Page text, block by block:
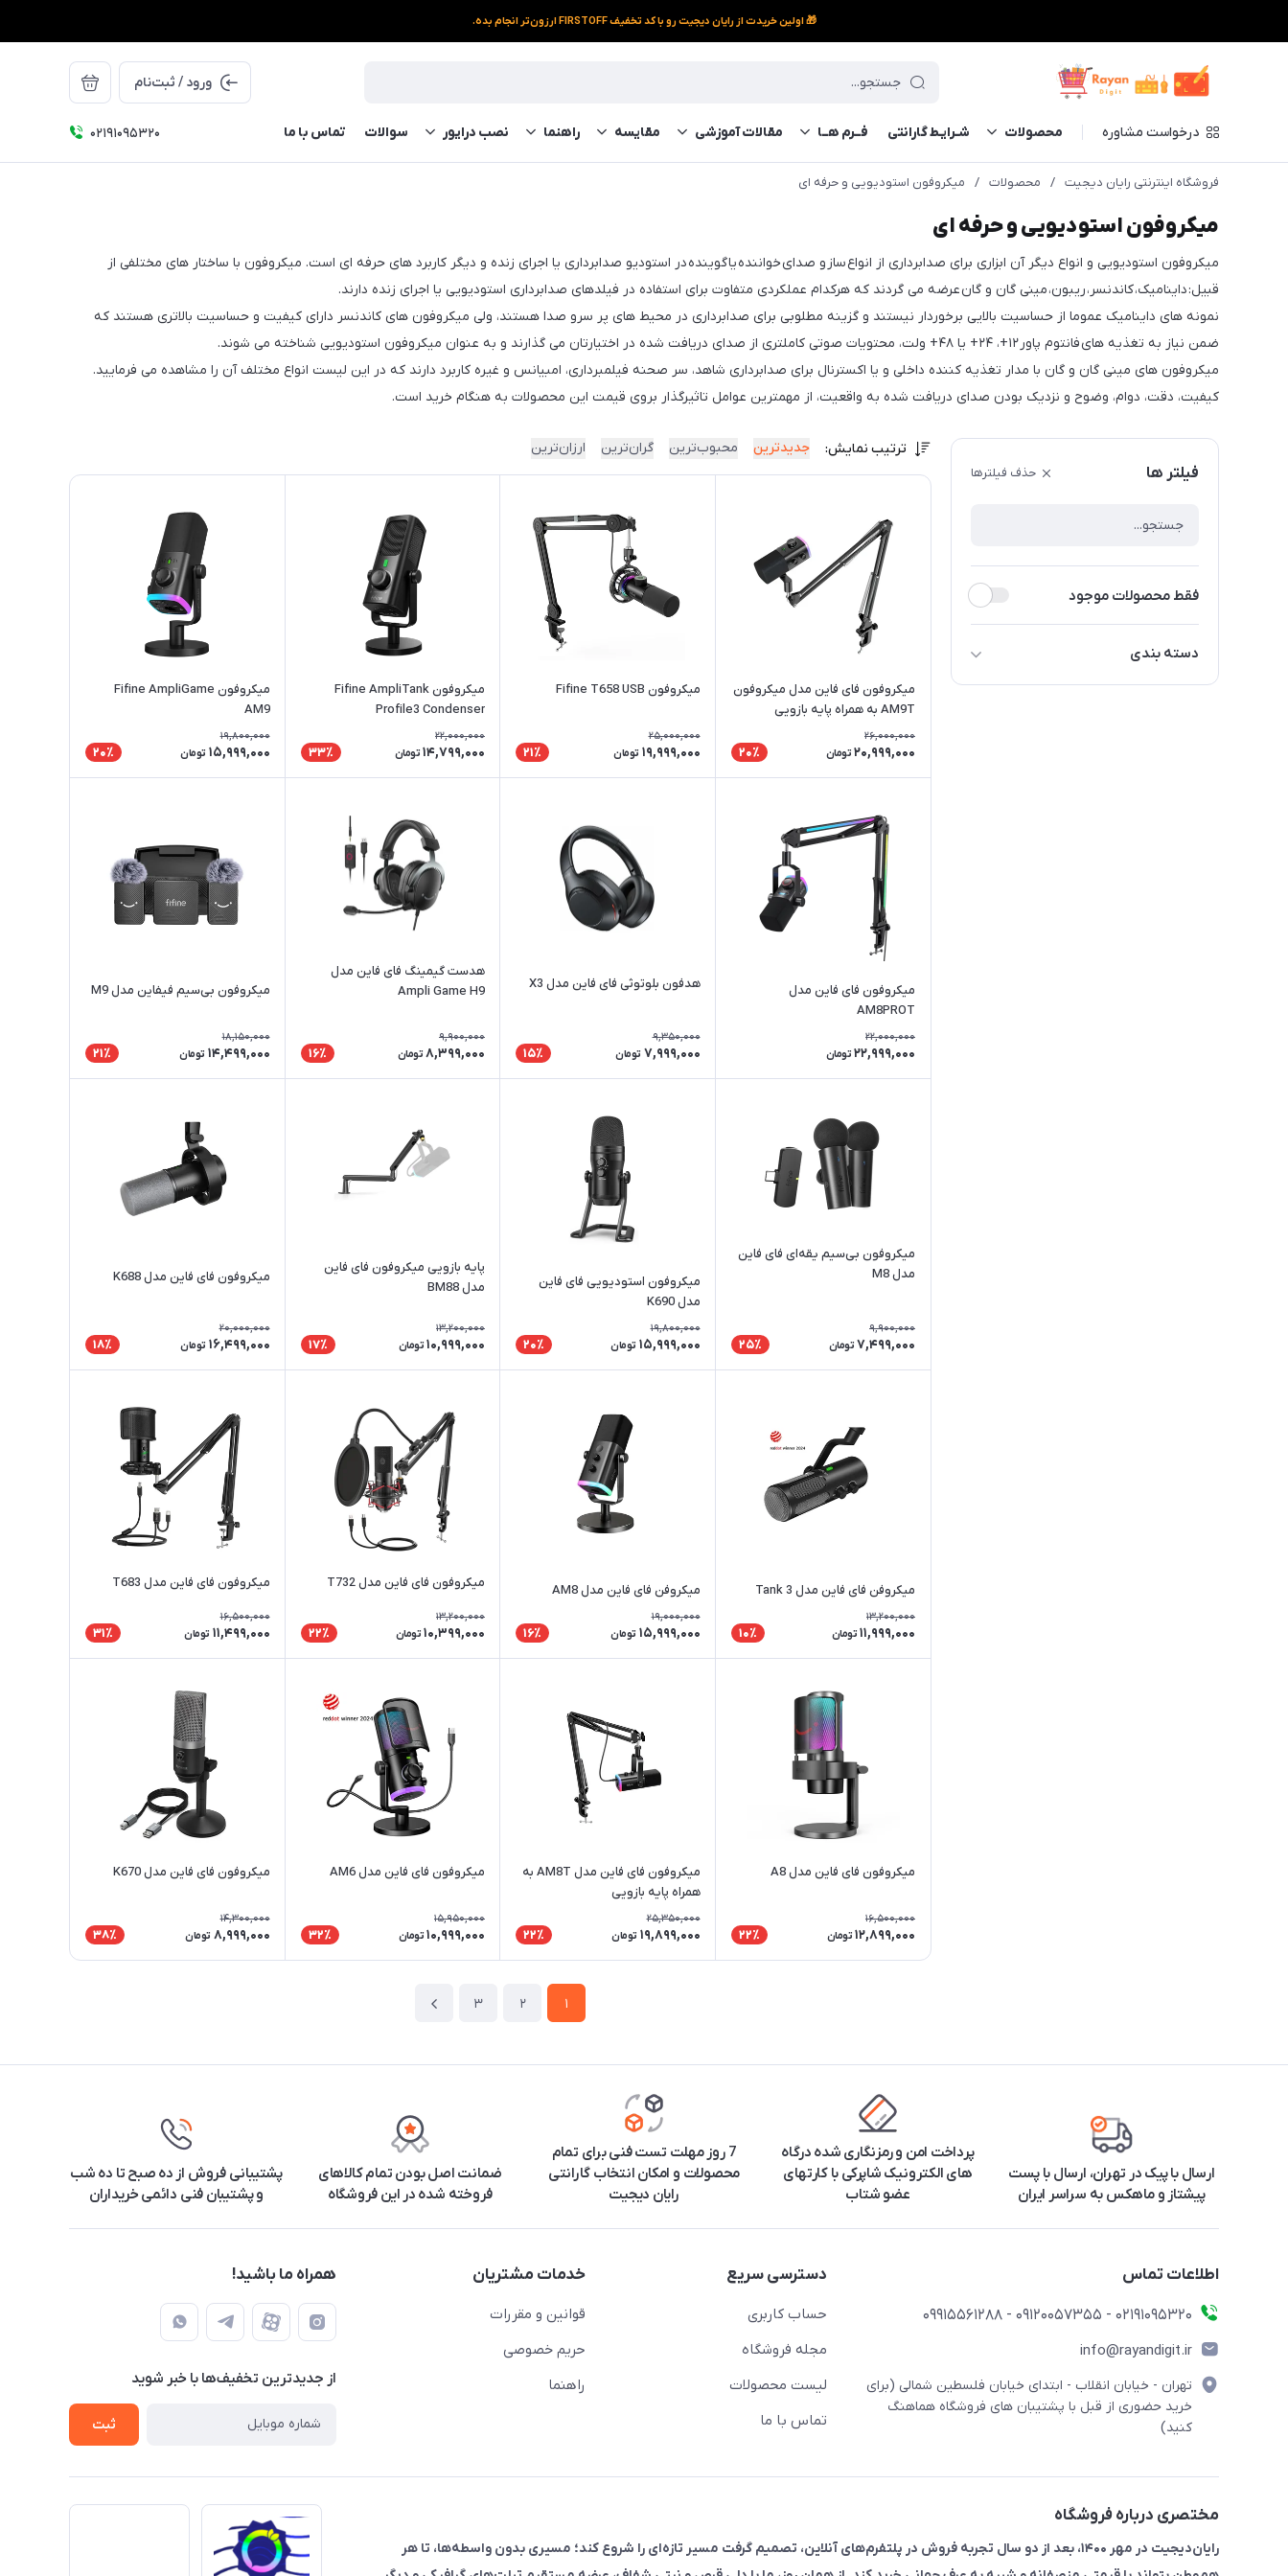
🎁 اولین خریدت از رایان دیجیت رو با کد تخفیف FIRSTOFF ارزون‌تر انجام بده.
ورود / ثبت‌نام
درخواست مشاوره محصولات شـرایـط گارانتی فــرم‌ هــا مقالات آموزشی مقایسه راهنما نصب درایور سوالات تماس با ما ۰۲۱91095320
فروشگاه اینترنتی رایان دیجیت / محصولات / میکروفون استودیویی و حرفه ای
میکروفون استودیویی و حرفه ای
میکروفون استودیویی و انواع دیگر آن ابزاری برای صدابرداری از انواع ساز و صدای خواننده یا گوینده در استودیو صدابرداری یا اجرای زنده و دیگر کاربرد های حرفه ای است. میکروفون با ساختار های مختلفی از
قبیل: داینامیک، کاندنسر، ریبون، مینی گان و گان عرضه می گردند که هرکدام عملکردی متفاوت برای استفاده در فیلدهای صدابرداری استودیویی یا اجرای زنده دارند.
نمونه های داینامیک عموما از حساسیت بالایی برخوردار نیستند و گزینه مطلوبی برای صدابرداری در محیط های پر سرو صدا هستند، ولی میکروفون های کاندنسر دارای کیفیت و حساسیت بالاتری هستند که
ضمن نیاز به تغذیه های فانتوم پاور ۱۲+، ۲۴+ یا ۴۸+ ولت، محتویات صوتی کاملتری از صدای دریافت شده در اختیارتان می گذارند و به عنوان میکروفون استودیویی شناخته می شوند.
میکروفون های مینی گان و گان با مدار تغذیه کننده داخلی و یا اکسترنال برای صدابرداری شاهد، سر صحنه فیلمبرداری، امبیانس و غیره کاربرد دارند که در این لیست انواع مختلف آن را مشاهده می فرمایید.
کیفیت، دقت، دوام، وضوح و نزدیک بودن صدای دریافت شده به واقعیت، از مهمترین عوامل تاثیرگذار بروی قیمت این محصولات به هنگام خرید است.
فیلتر ها حذف فیلترها
فقط محصولات موجود
دسته بندی
فیفاین Fifine
ترتیب نمایش: جدیدترین محبوب‌ترین گران‌ترین ارزان‌ترین
میکروفون فای فاین مدل میکروفون
AM9T به همراه پایه بازویی
26,000,000
20,999,000 تومان 20٪
میکروفون Fifine T658 USB
25,000,000
19,999,000 تومان 21٪
میکروفون Fifine AmpliTank
Profile3 Condenser
22,000,000
14,799,000 تومان 33٪
میکروفون Fifine AmpliGame
AM9
19,800,000
15,999,000 تومان 20٪
میکروفون فای فاین مدل
AM8PROT
22,000,000
22,999,000 تومان
هدفون بلوتوثی فای فاین مدل X3
9,350,000
7,999,000 تومان 15٪
هدست گیمینگ فای فاین مدل
Ampli Game H9
9,900,000
8,399,000 تومان 16٪
میکروفون بی‌سیم فیفاین مدل M9
18,150,000
14,499,000 تومان 21٪
میکروفون بی‌سیم یقه‌ای فای فاین
مدل M8
9,900,000
7,499,000 تومان 25٪
میکروفون استودیویی فای فاین
مدل K690
19,800,000
15,999,000 تومان 20٪
پایه بازویی میکروفون فای فاین
مدل BM88
13,200,000
10,999,000 تومان 17٪
میکروفون فای فاین مدل K688
20,000,000
16,499,000 تومان 18٪
میکروفن فای فاین مدل Tank 3
13,200,000
11,999,000 تومان 10٪
میکروفن فای فاین مدل AM8
19,000,000
15,999,000 تومان 16٪
میکروفون فای فاین مدل T732
13,200,000
10,399,000 تومان 22٪
میکروفون فای فاین مدل T683
16,500,000
11,499,000 تومان 31٪
میکروفون فای فاین مدل A8
16,500,000
12,899,000 تومان 22٪
میکروفون فای فاین مدل AM8T به
همراه پایه بازویی
25,350,000
19,899,000 تومان 22٪
میکروفون فای فاین مدل AM6
15,950,000
10,999,000 تومان 32٪
میکروفون فای فاین مدل K670
14,300,000
8,999,000 تومان 38٪
1
2
3
ارسال با پیک در تهران، ارسال با پست
پیشتاز و ماهکس به سراسر ایران
پرداخت امن و رمزنگاری شده درگاه
های الکترونیک شاپرکی با کارتهای
عضو شتاب
7 روز مهلت تست فنی برای تمام
محصولات و امکان انتخاب گارانتی
رایان دیجیت
ضمانت اصل بودن تمام کالاهای
فروخته شده در این فروشگاه
پشتیبانی فروش از ده صبح تا ده شب
و پشتیبان فنی دائمی خریداران
اطلاعات تماس
۰۲۱91095320 - 09120057355 - 09915561288
info@rayandigit.ir
تهران - خیابان انقلاب - ابتدای خیابان فلسطین شمالی (برای
خرید حضوری از قبل با پشتیبان های فروشگاه هماهنگ
کنید)
دسترسی سریع
حساب کاربری
مجله فروشگاه
لیست محصولات
تماس با ما
خدمات مشتریان
قوانین و مقررات
حریم خصوصی
راهنما
همراه ما باشید!
از جدید‌ترین تخفیف‌ها با‌ خبر شوید
ثبت
مختصری درباره فروشگاه
رایان‌دیجیت در مهر ۱۴۰۰، بعد از دو سال تجربه فروش در پلتفرم‌های آنلاین، تصمیم گرفت مسیر تازه‌ای را شروع کند؛ مسیری بدون واسطه‌ها، تا هر